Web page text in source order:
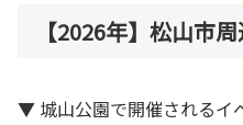
【2026年】松山市
▼ 城山公園で開催されるイ